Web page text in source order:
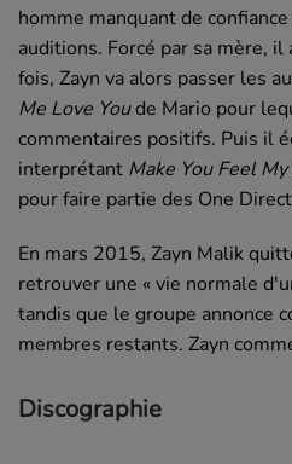
homme manquant de
auditions. Forcé par sa mère,
fois, Zayn va alors passer les
Me Love Youde Mario pour
commentaires positifs. Puis il
interprétant Make You Feel
pour faire partie des One
En mars 2015, Zayn Malik
retrouver une « vie normale
tandis que le groupe annonce
membres restants. Zayn
Discographie